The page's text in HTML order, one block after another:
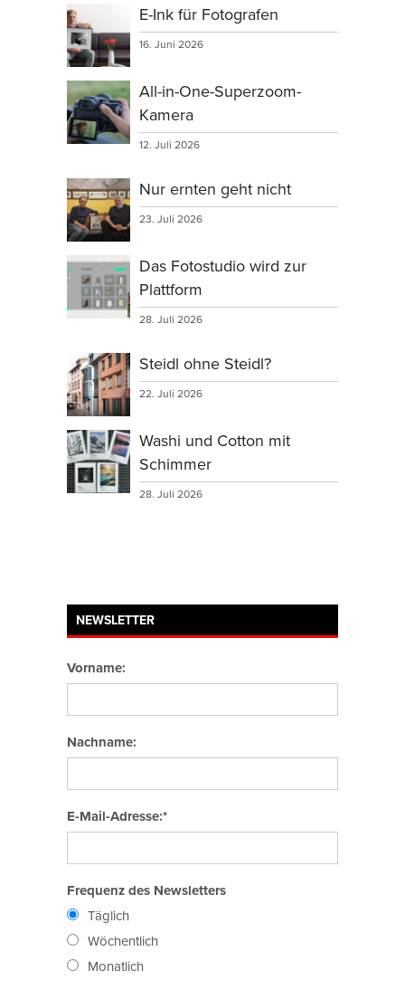
E-Ink für Fotografen
16. Juni 2026
All-in-One-Superzoom-
Kamera
12. Juli 2026
Nur ernten geht nicht
23. Juli 2026
Das Fotostudio wird zur
Plattform
28. Juli 2026
Steidl ohne Steidl?
22. Juli 2026
Washi und Cotton mit
Schimmer
28. Juli 2026
NEWSLETTER
Vorname:
Nachname:
E-Mail-Adresse:*
Frequenz des Newsletters
Täglich
Wöchentlich
Monatlich